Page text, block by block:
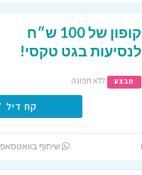
קופון של 100 ש״ח
לנסיעות בגט טקסי!
מבצע ללא תפוגה
קח דיל
שיתוף בוואטסאפ